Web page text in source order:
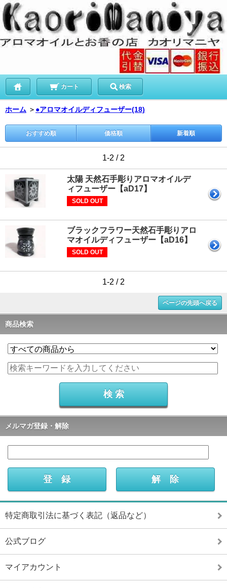
カート 検索
ホーム ＞ ●アロマオイルディフューザー(18)
おすすめ順 価格順 新着順
1-2 / 2
太陽 天然石手彫りアロマオイルデ
ィフューザー【aD17】
SOLD OUT
ブラックフラワー天然石手彫りアロ
マオイルディフューザー【aD16】
SOLD OUT
1-2 / 2
ページの先頭へ戻る
商品検索
メルマガ登録・解除
特定商取引法に基づく表記（返品など）
公式ブログ
マイアカウント